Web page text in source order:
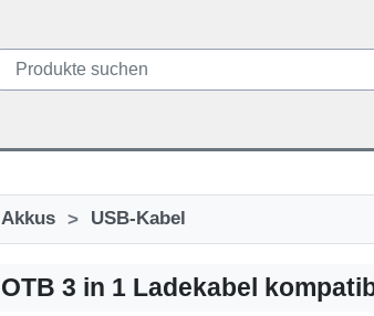
Akkus > USB-Kabel
OTB 3 in 1 Ladekabel